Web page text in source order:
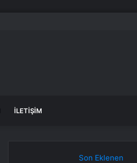
İLETIŞIM
Son Eklenen